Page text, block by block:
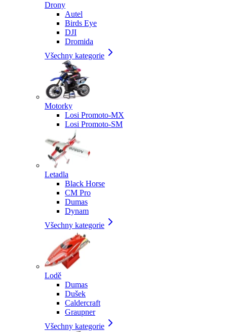
Drony
Autel
Birds Eye
DJI
Dromida
Všechny kategorie
Motorky
Losi Promoto-MX
Losi Promoto-SM
Letadla
Black Horse
CM Pro
Dumas
Dynam
Všechny kategorie
Lodě
Dumas
Dušek
Caldercraft
Graupner
Všechny kategorie